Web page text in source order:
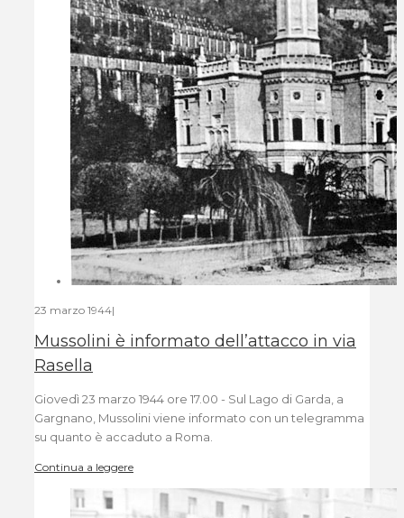
23 marzo 1944|
Mussolini è informato dell’attacco in via
Rasella
Giovedì 23 marzo 1944 ore 17.00 - Sul Lago di Garda, a
Gargnano, Mussolini viene informato con un telegramma
su quanto è accaduto a Roma.
Continua a leggere